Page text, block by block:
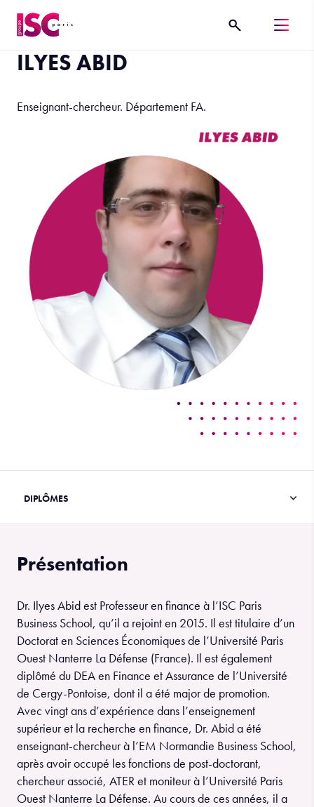
ILYES ABID
Enseignant-chercheur. Département FA.
Présentation
Dr. Ilyes Abid est Professeur en finance à l’ISC Paris
Business School, qu’il a rejoint en 2015. Il est titulaire d’un
Doctorat en Sciences Économiques de l’Université Paris
Ouest Nanterre La Défense (France). Il est également
diplômé du DEA en Finance et Assurance de l’Université
de Cergy-Pontoise, dont il a été major de promotion.
Avec vingt ans d’expérience dans l’enseignement
supérieur et la recherche en finance, Dr. Abid a été
enseignant-chercheur à l’EM Normandie Business School,
après avoir occupé les fonctions de post-doctorant,
chercheur associé, ATER et moniteur à l’Université Paris
Ouest Nanterre La Défense. Au cours de ces années, il a